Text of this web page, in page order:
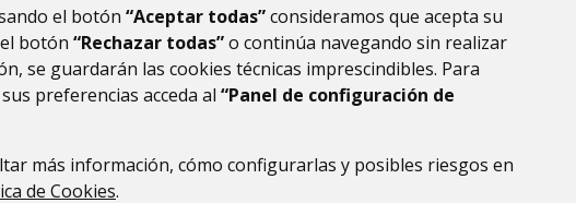
el botón “Aceptar todas”consideramos que acepta su
botón “Rechazar todas”o continúa navegando sin realizar
se guardarán las cookies técnicas imprescindibles. Para
preferencias acceda al “Panel de configuración de
más información, cómo configurarlas y posibles riesgos en
de Cookies.
DE DATOS